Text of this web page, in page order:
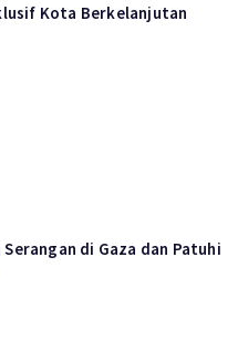
Kota Berkelanjutan
di Gaza dan Patuhi